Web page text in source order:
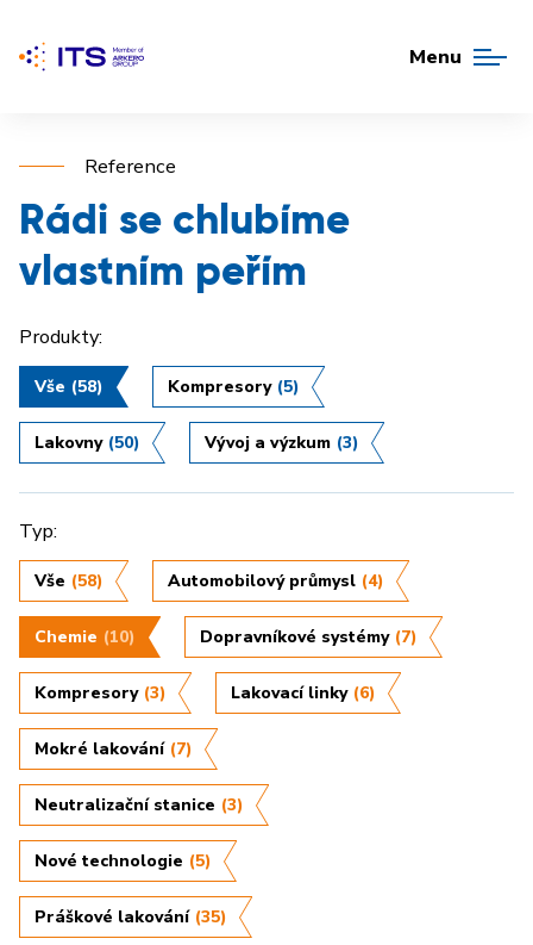
Menu
Reference
Rádi se chlubíme
vlastním peřím
Produkty:
Vše (58) Kompresory (5)
Lakovny (50) Vývoj a výzkum (3)
Typ:
Vše (58) Automobilový průmysl (4)
Chemie (10) Dopravníkové systémy (7)
Kompresory (3) Lakovací linky (6)
Mokré lakování (7)
Neutralizační stanice (3)
Nové technologie (5)
Práškové lakování (35)